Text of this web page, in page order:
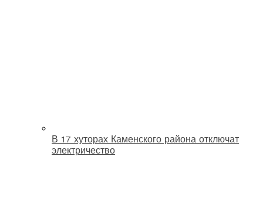
В 17 хуторах Каменского района отключат
электричество